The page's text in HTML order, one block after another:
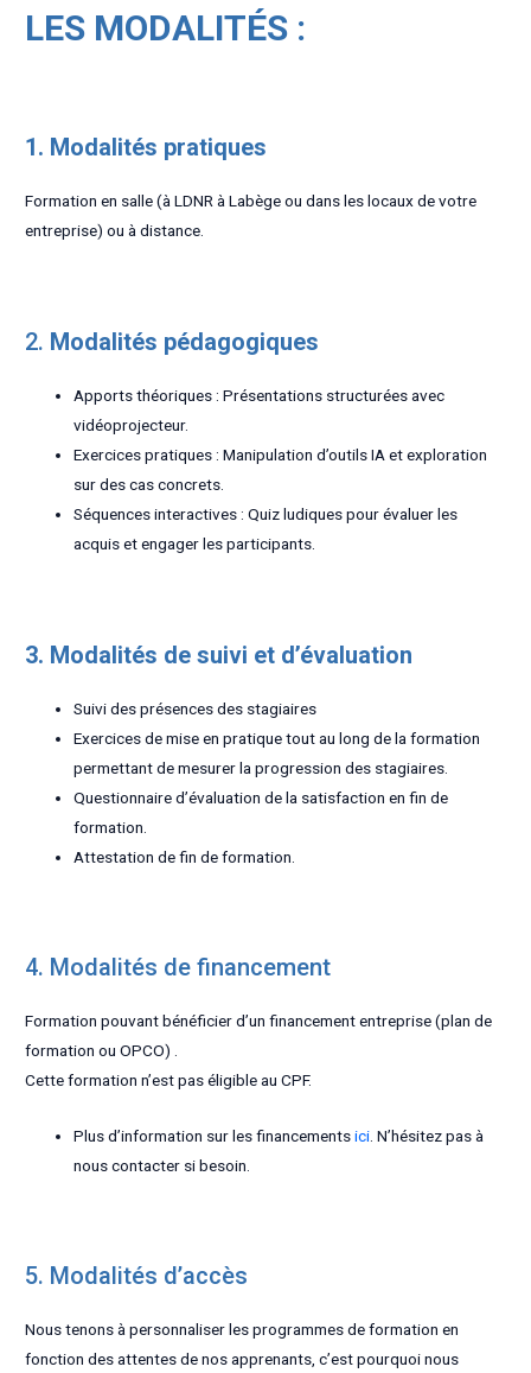
LES MODALITÉS :
1. Modalités pratiques
Formation en salle (à LDNR à Labège ou dans les locaux de votre
entreprise) ou à distance.
2. Modalités pédagogiques
Apports théoriques : Présentations structurées avec
vidéoprojecteur.
Exercices pratiques : Manipulation d’outils IA et exploration
sur des cas concrets.
Séquences interactives : Quiz ludiques pour évaluer les
acquis et engager les participants.
3. Modalités de suivi et d’évaluation
Suivi des présences des stagiaires
Exercices de mise en pratique tout au long de la formation
permettant de mesurer la progression des stagiaires.
Questionnaire d’évaluation de la satisfaction en fin de
formation.
Attestation de fin de formation.
4. Modalités de financement
Formation pouvant bénéficier d’un financement entreprise (plan de
formation ou OPCO) .
Cette formation n’est pas éligible au CPF.
Plus d’information sur les financementsici . N’hésitez pas à
nous contacter si besoin.
5. Modalités d’accès
Nous tenons à personnaliser les programmes de formation en
fonction des attentes de nos apprenants, c’est pourquoi nous